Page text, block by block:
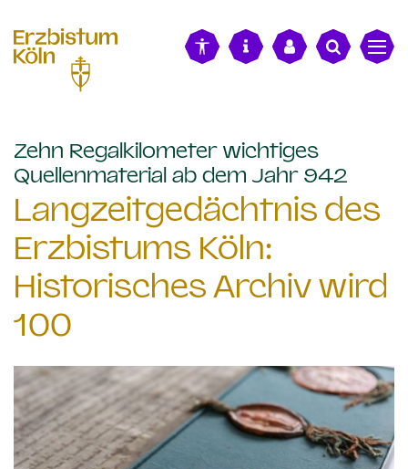
Zehn Regalkilometer wichtiges
Quellenmaterial ab dem Jahr 942
Langzeitgedächtnis des
Erzbistums Köln:
Historisches Archiv wird
100